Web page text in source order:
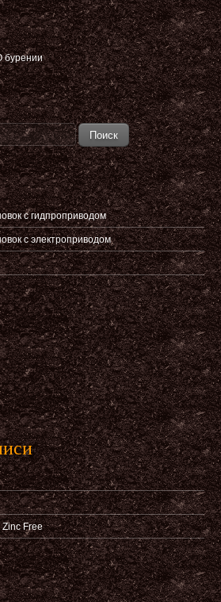
бурении
Поиск
с гидпроприводом
с электроприводом
Free